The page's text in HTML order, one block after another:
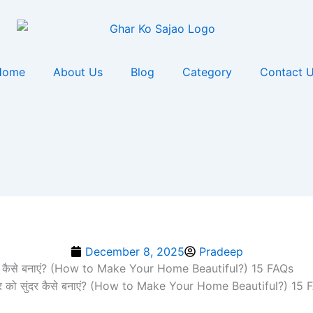
About Us Blog Category Contact
December 8, 2025
Pradeep
कैसे बनाएं? (How to Make Your Home Beautiful?) 15 FAQs